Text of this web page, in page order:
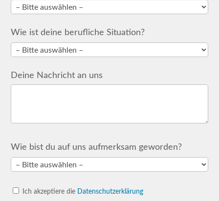
Wie ist deine berufliche Situation?
Deine Nachricht an uns
Wie bist du auf uns aufmerksam geworden?
Ich akzeptiere die Datenschutzerklärung